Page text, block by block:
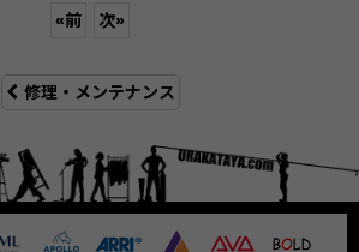
«前 次»
修理・メンテナンス